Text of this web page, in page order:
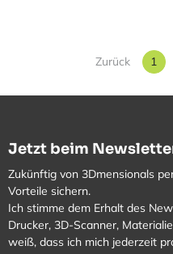
Zurück 1
Jetzt beim
Zukünftig von 3Dmensionals
Vorteile sichern.
Ich stimme dem Erhalt des
Drucker, 3D-Scanner,
weiß, dass ich mich jederzeit